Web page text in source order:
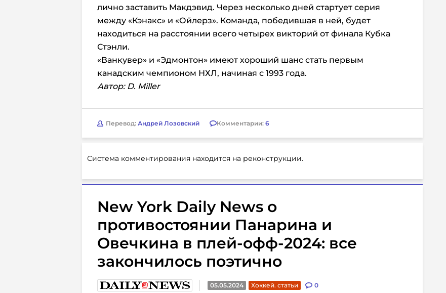
лично заставить Макдэвид. Через несколько дней стартует серия
между «Кэнакс» и «Ойлерз». Команда, победившая в ней, будет
находиться на расстоянии всего четырех викторий от финала Кубка
Стэнли.
«Ванкувер» и «Эдмонтон» имеют хороший шанс стать первым
канадским чемпионом НХЛ, начиная с 1993 года.
Автор: D. Miller
Перевод: Андрей Лозовский Комментарии: 6
Система комментирования находится на реконструкции.
New York Daily News о
противостоянии Панарина и
Овечкина в плей-офф-2024: все
закончилось поэтично
05.05.2024 Хоккей. статьи 0